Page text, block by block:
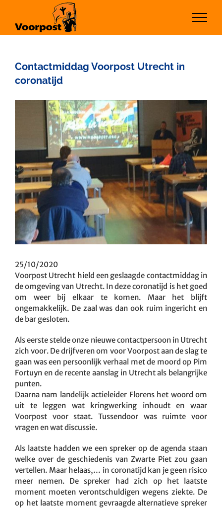
inhoud
Contactmiddag Voorpost Utrecht in
coronatijd
afbeelding
25/10/2020
Voorpost Utrecht hield een geslaagde contactmiddag in
de omgeving van Utrecht. In deze coronatijd is het goed
om weer bij elkaar te komen. Maar het blijft
ongemakkelijk. De zaal was dan ook ruim ingericht en
de bar gesloten.
Als eerste stelde onze nieuwe contactpersoon in Utrecht
zich voor. De drijfveren om voor Voorpost aan de slag te
gaan was een persoonlijk verhaal met de moord op Pim
Fortuyn en de recente aanslag in Utrecht als belangrijke
punten.
Daarna nam landelijk actieleider Florens het woord om
uit te leggen wat kringwerking inhoudt en waar
Voorpost voor staat. Tussendoor was ruimte voor
vragen en wat discussie.
Als laatste hadden we een spreker op de agenda staan
welke over de geschiedenis van Zwarte Piet zou gaan
vertellen. Maar helaas,… in coronatijd kan je geen risico
meer nemen. De spreker had zich op het laatste
moment moeten verontschuldigen wegens ziekte. De
op het laatste moment gevraagde alternatieve spreker